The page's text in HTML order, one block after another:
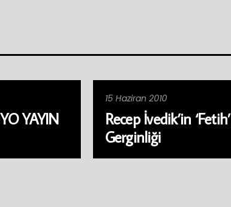
YAYIN
15 Haziran 2010
Recep İvedik’in ‘Fetih’
Gerginliği